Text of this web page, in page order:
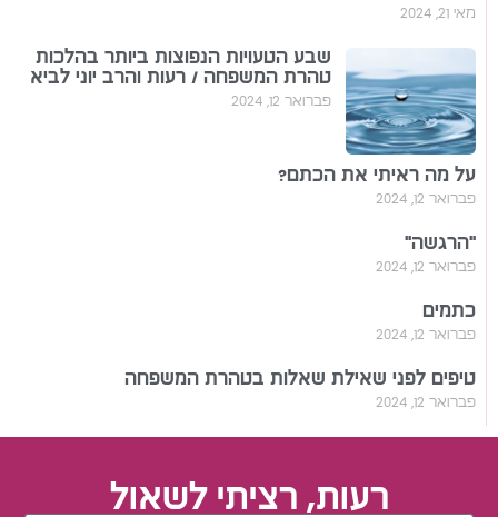
מאי 21, 2024
שבע הטעויות הנפוצות ביותר בהלכות
טהרת המשפחה / רעות והרב יוני לביא
פברואר 12, 2024
על מה ראיתי את הכתם?
פברואר 12, 2024
"הרגשה"
פברואר 12, 2024
כתמים
פברואר 12, 2024
טיפים לפני שאילת שאלות בטהרת המשפחה
פברואר 12, 2024
רעות, רציתי לשאול